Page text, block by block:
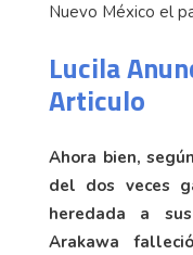
Nuevo México el
Lucila
Articulo
Ahora bien,
del dos veces
heredada a
Arakawa